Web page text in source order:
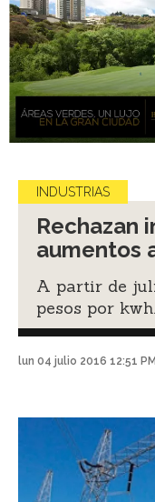
INDUSTRIAS
Rechazan
aumentos
A partir de
pesos por kwh.
lun 04 julio 2016 12:51 PM